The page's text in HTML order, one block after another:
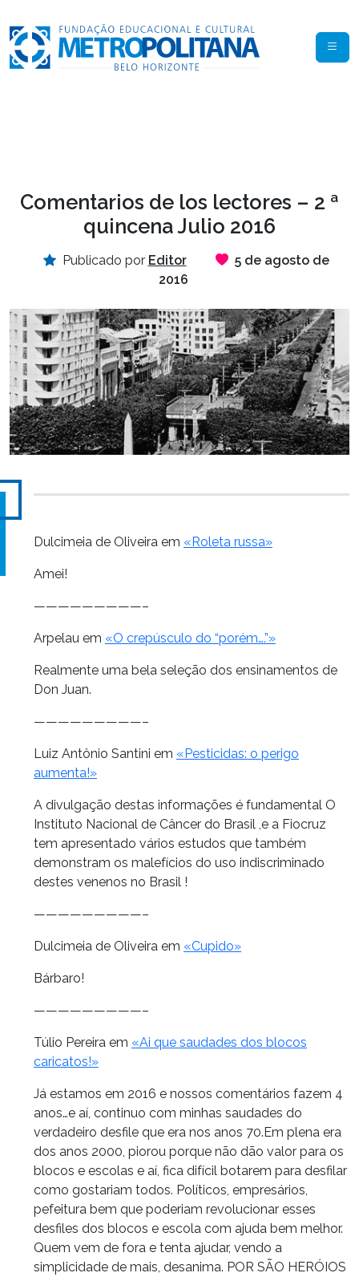
Comentarios de los lectores – 2 ª
quincena Julio 2016
Publicado por Editor
5 de agosto de
2016
Dulcimeia de Oliveira em «Roleta russa»
Amei!
—————————–
Arpelau em «O crepúsculo do “porém….”»
Realmente uma bela seleção dos ensinamentos de
Don Juan.
—————————–
Luiz Antônio Santini em «Pesticidas: o perigo
aumenta!»
A divulgação destas informações é fundamental O
Instituto Nacional de Câncer do Brasil ,e a Fiocruz
tem apresentado vários estudos que também
demonstram os malefícios do uso indiscriminado
destes venenos no Brasil !
—————————–
Dulcimeia de Oliveira em «Cupido»
Bárbaro!
—————————–
Túlio Pereira em «Ai que saudades dos blocos
caricatos!»
Já estamos em 2016 e nossos comentários fazem 4
anos…e aí, continuo com minhas saudades do
verdadeiro desfile que era nos anos 70.Em plena era
dos anos 2000, piorou porque não dão valor para os
blocos e escolas e aí, fica difícil botarem para desfilar
como gostariam todos. Políticos, empresários,
pefeitura bem que poderiam revolucionar esses
desfiles dos blocos e escola com ajuda bem melhor.
Quem vem de fora e tenta ajudar, vendo a
simplicidade de mais, desanima. POR SÃO HERÓIOS